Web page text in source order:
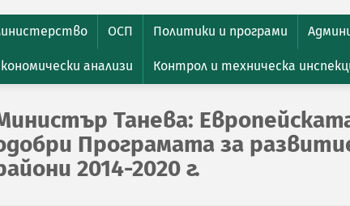
ОСП Политики и програми
анализи Контрол и техническа
Танева:
Програмата за
2014-2020 г.